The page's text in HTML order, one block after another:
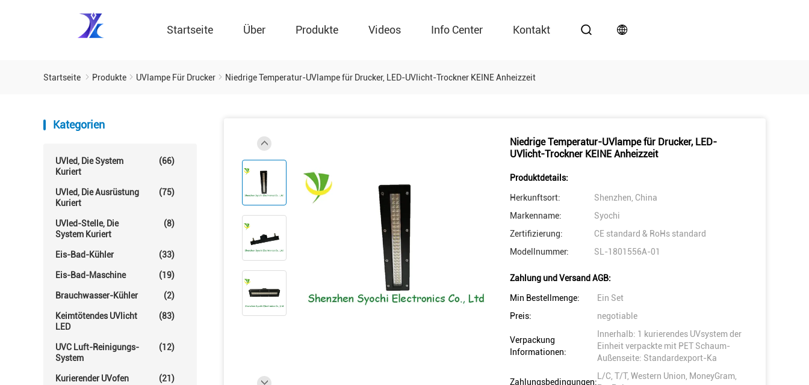
Startseite Über Produkte Videos Info Center Kontakt
Startseite Produkte UVlampe Für Drucker Niedrige Temperatur-UVlampe für Drucker, LED-UVlicht-Trockner KEINE Anheizzeit
Kategorien
UVled, Die System
Kuriert
(66)
UVled, Die Ausrüstung
Kuriert
(75)
UVled-Stelle, Die
System Kuriert
(8)
Eis-Bad-Kühler (33)
Eis-Bad-Maschine (19)
Brauchwasser-Kühler (2)
Keimtötendes UVlicht
LED
(83)
UVC Luft-Reinigungs-
System
(12)
Kurierender UVofen (21)
Niedrige Temperatur-UVlampe für Drucker, LED-
UVlicht-Trockner KEINE Anheizzeit
Produktdetails:
Herkunftsort:
Shenzhen, China
Markenname:
Syochi
Zertifizierung:
CE standard & RoHs standard
Modellnummer:
SL-1801556A-01
Zahlung und Versand AGB:
Min Bestellmenge:
Ein Set
Preis:
negotiable
Verpackung
Informationen:
Innerhalb: 1 kurierendes UVsystem der
Einheit verpackte mit PET Schaum-
Außenseite: Standardexport-Ka
Zahlungsbedingungen:
L/C, T/T, Western Union, MoneyGram,